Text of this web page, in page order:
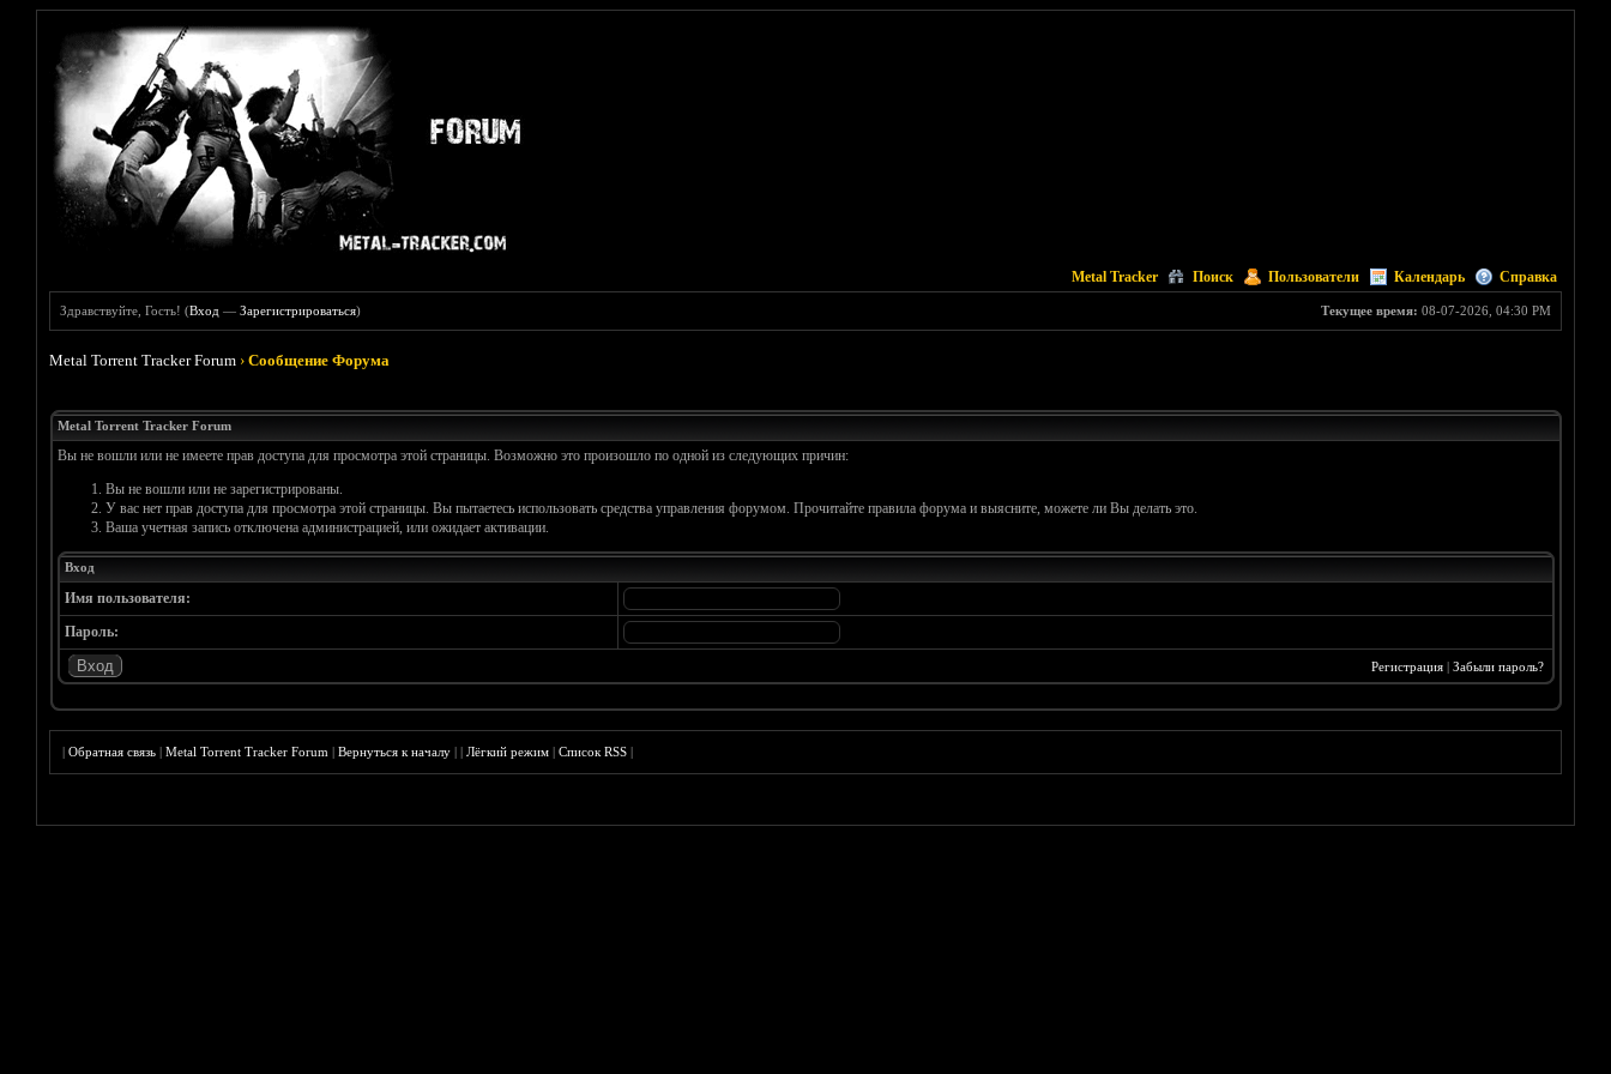
Metal Tracker Поиск Пользователи Календарь Справка
Текущее время: 08-07-2026, 04:30 PM
Здравствуйте, Гость! (Вход —Зарегистрироваться)
Metal Torrent Tracker Forum ›Сообщение Форума
Metal Torrent Tracker Forum
Вы не вошли или не имеете прав доступа для просмотра этой страницы. Возможно это произошло по одной из следующих причин:
Вы не вошли или не зарегистрированы.
У вас нет прав доступа для просмотра этой страницы. Вы пытаетесь использовать средства управления форумом. Прочитайте правила форума и выясните, можете ли Вы делать это.
Ваша учетная запись отключена администрацией, или ожидает активации.
Вход
Имя пользователя:
Пароль:
Регистрация| Забыли пароль?
|Обратная связь |Metal Torrent Tracker Forum |Вернуться к началу ||Лёгкий режим |Список RSS |